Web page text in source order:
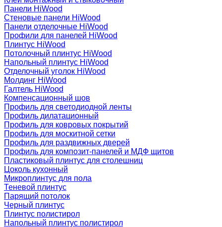
Панели HiWood
Стеновые панели HiWood
Панели отделочные HiWood
Профили для панелей HiWood
Плинтус HiWood
Потолочный плинтус HiWood
Напольный плинтус HiWood
Отделочный уголок HiWood
Молдинг HiWood
Галтель HiWood
Компенсационный шов
Профиль для светодиодной ленты
Профиль дилатационный
Профиль для ковровых покрытий
Профиль для москитной сетки
Профиль для раздвижных дверей
Профиль для композит-панелей и МДФ щитов
Пластиковый плинтус для столешниц
Цоколь кухонный
Микроплинтус для пола
Теневой плинтус
Парящий потолок
Черный плинтус
Плинтус полистирол
Напольный плинтус полистирол